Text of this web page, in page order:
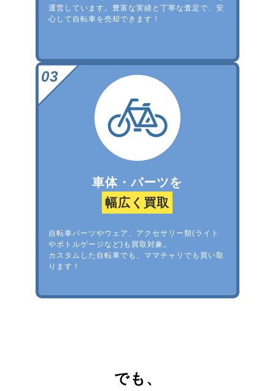
運営しています。豊富な実績と丁寧な査定で、安
心して自転車を売却できます！
車体・パーツを
幅広く買取
自転車パーツやウェア、アクセサリー類(ライト
やボトルゲージなど)も買取対象。
カスタムした自転車でも、ママチャリでも買い取
ります！
でも、